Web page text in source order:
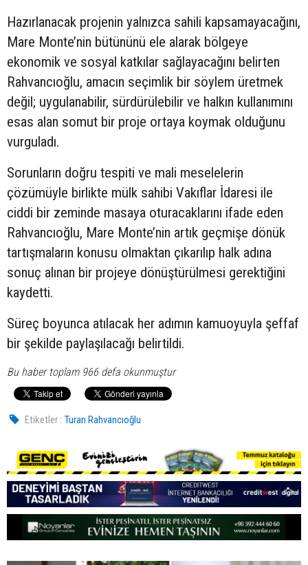
Hazırlanacak projenin yalnızca sahili kapsamayacağını,
Mare Monte’nin bütününü ele alarak bölgeye
ekonomik ve sosyal katkılar sağlayacağını belirten
Rahvancıoğlu, amacın seçimlik bir söylem üretmek
değil; uygulanabilir, sürdürülebilir ve halkın kullanımını
esas alan somut bir proje ortaya koymak olduğunu
vurguladı.
Sorunların doğru tespiti ve mali meselelerin
çözümüyle birlikte mülk sahibi Vakıflar İdaresi ile
ciddi bir zeminde masaya oturacaklarını ifade eden
Rahvancıoğlu, Mare Monte’nin artık geçmişe dönük
tartışmaların konusu olmaktan çıkarılıp halk adına
sonuç alınan bir projeye dönüştürülmesi gerektiğini
kaydetti.
Süreç boyunca atılacak her adımın kamuoyuyla şeffaf
bir şekilde paylaşılacağı belirtildi.
Bu haber toplam 966 defa okunmuştur
Etiketler : Turan Rahvancıoğlu